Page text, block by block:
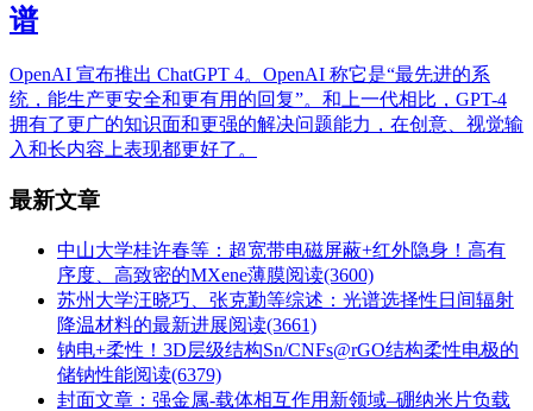
谱
OpenAI 宣布推出 ChatGPT 4。OpenAI 称它是“最先进的系
统，能生产更安全和更有用的回复”。和上一代相比，GPT-4
拥有了更广的知识面和更强的解决问题能力，在创意、视觉输
入和长内容上表现都更好了。
最新文章
中山大学桂许春等：超宽带电磁屏蔽+红外隐身！高有
序度、高致密的MXene薄膜阅读(3600)
苏州大学汪晓巧、张克勤等综述：光谱选择性日间辐射
降温材料的最新进展阅读(3661)
钠电+柔性！3D层级结构Sn/CNFs@rGO结构柔性电极的
储钠性能阅读(6379)
封面文章：强金属-载体相互作用新领域–硼纳米片负载